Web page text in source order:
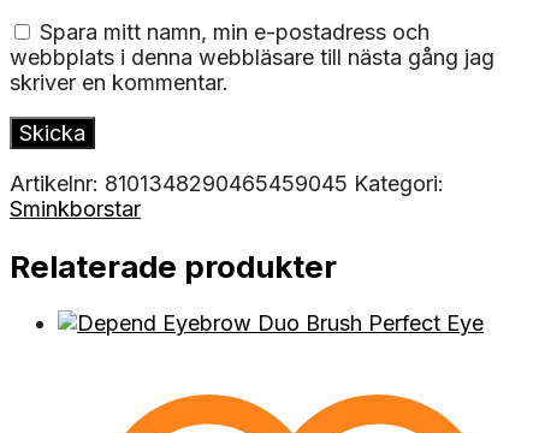
Spara mitt namn, min e-postadress och
webbplats i denna webbläsare till nästa gång jag
skriver en kommentar.
Artikelnr: 8101348290465459045 Kategori:
Sminkborstar
Relaterade produkter